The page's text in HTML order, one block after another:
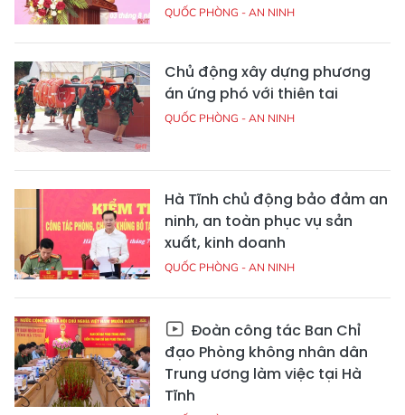
QUỐC PHÒNG - AN NINH
Chủ động xây dựng phương
án ứng phó với thiên tai
QUỐC PHÒNG - AN NINH
Hà Tĩnh chủ động bảo đảm an
ninh, an toàn phục vụ sản
xuất, kinh doanh
QUỐC PHÒNG - AN NINH
Đoàn công tác Ban Chỉ
đạo Phòng không nhân dân
Trung ương làm việc tại Hà
Tĩnh